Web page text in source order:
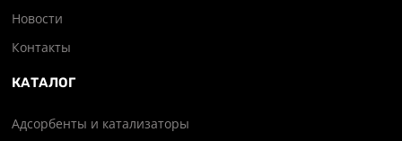
Новости
Контакты
КАТАЛОГ
Адсорбенты и катализаторы